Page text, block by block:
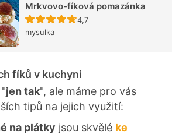
Mrkvovo-fíková pomazánka
Recept ještě nebyl
4,7
mysulka
fíků v kuchyni
jen tak", ale máme pro vás
tipů na jejich využití:
na plátky jsou skvělé ke